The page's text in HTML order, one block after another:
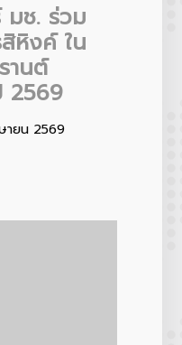
มช. ร่วม
หิงค์ ใน
านต์
2569
ายน 2569